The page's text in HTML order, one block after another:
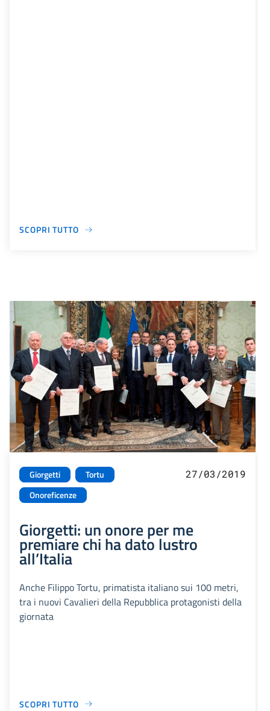
SCOPRI TUTTO
Giorgetti
Tortu
Onoreficenze
27/03/2019
Giorgetti: un onore per me
premiare chi ha dato lustro
all’Italia
Anche Filippo Tortu, primatista italiano sui 100 metri,
tra i nuovi Cavalieri della Repubblica protagonisti della
giornata
SCOPRI TUTTO